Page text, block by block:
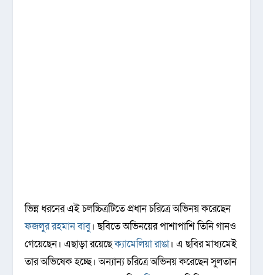
ভিন্ন ধরনের এই চলচ্চিত্রটিতে প্রধান চরিত্রে অভিনয় করেছেন
ফজলুর রহমান বাবু। ছবিতে অভিনয়ের পাশাপাশি তিনি গানও
গেয়েছেন। এছাড়া রয়েছেক্যামেলিয়া রাঙা। এ ছবির মাধ্যমেই
তার অভিষেক হচ্ছে। অন্যান্য চরিত্রে অভিনয় করেছেন সুলতান